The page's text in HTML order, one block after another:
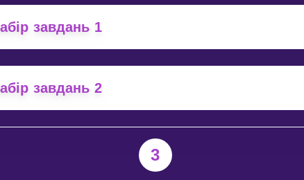
завдань 1
завдань 2
3